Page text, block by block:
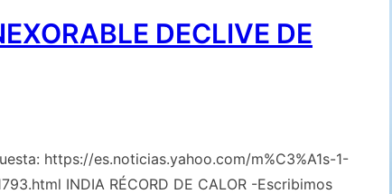
DECLIVE DE
https://es.noticias.yahoo.com/m%C3%A1s-1-
INDIA RÉCORD DE CALOR -Escribimos